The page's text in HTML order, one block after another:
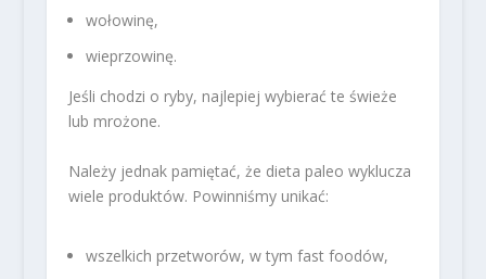
wołowinę,
wieprzowinę.
Jeśli chodzi o ryby, najlepiej wybierać te świeże
lub mrożone.
Należy jednak pamiętać, że dieta paleo wyklucza
wiele produktów. Powinniśmy unikać:
wszelkich przetworów, w tym fast foodów,